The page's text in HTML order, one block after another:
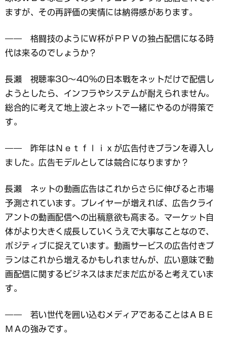
ますが、その再評価の実情には納得感があります。
―― 格闘技のようにＷ杯がＰＰＶの独占配信になる時
代は来るのでしょうか？
長瀬 視聴率30〜40％の日本戦をネットだけで配信し
ようとしたら、インフラやシステムが耐えられません。
総合的に考えて地上波とネットで一緒にやるのが得策で
す。
―― 昨年はＮｅｔｆｌｉｘが広告付きプランを導入し
ました。広告モデルとしては競合になりますか？
長瀬 ネットの動画広告はこれからさらに伸びると市場
予測されています。プレイヤーが増えれば、広告クライ
アントの動画配信への出稿意欲も高まる。マーケット自
体がより大きく成長していくうえで大事なことなので、
ポジティブに捉えています。動画サービスの広告付きプ
ランはこれから増えるかもしれませんが、広い意味で動
画配信に関するビジネスはまだまだ広がると考えていま
す。
―― 若い世代を囲い込むメディアであることはＡＢＥ
ＭＡの強みです。